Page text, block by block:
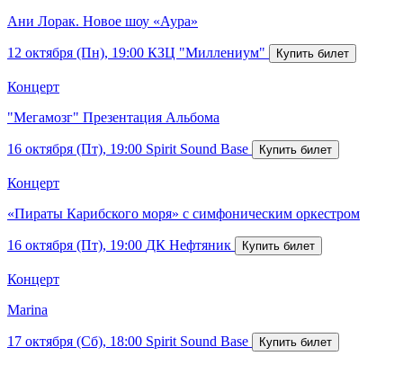
Ани Лорак. Новое шоу «Аура»
12 октября (Пн), 19:00 КЗЦ "Миллениум"
Концерт
"Мегамозг" Презентация Альбома
16 октября (Пт), 19:00 Spirit Sound Base
Концерт
«Пираты Карибского моря» с симфоническим оркестром
16 октября (Пт), 19:00 ДК Нефтяник
Концерт
Marina
17 октября (Сб), 18:00 Spirit Sound Base